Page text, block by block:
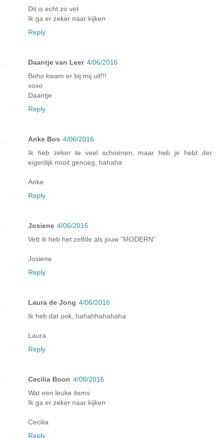
Dit is echt zo vet
Ik ga er zeker naar kijken
Reply
Daantje van Leer 4/06/2016
Boho kwam er bij mij uit!!!
xoxo
Daantje
Reply
Anke Bos 4/06/2016
Ik heb zeker te veel schoenen, maar heb je hebt der
eigenlijk nooit genoeg, hahaha
Anke
Reply
Josiene 4/06/2016
Vett ik heb het zelfde als jouw "MODERN"
Josiene
Reply
Laura de Jong 4/06/2016
Ik heb dat ook, hahahhahahaha
Laura
Reply
Cecilia Boon 4/06/2016
Wat een leuke items
Ik ga er zeker naar kijken
Cecilia
Reply